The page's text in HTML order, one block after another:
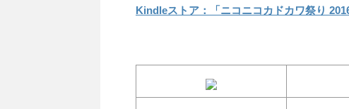
Kindleストア：「ニコニコカドカワ祭り